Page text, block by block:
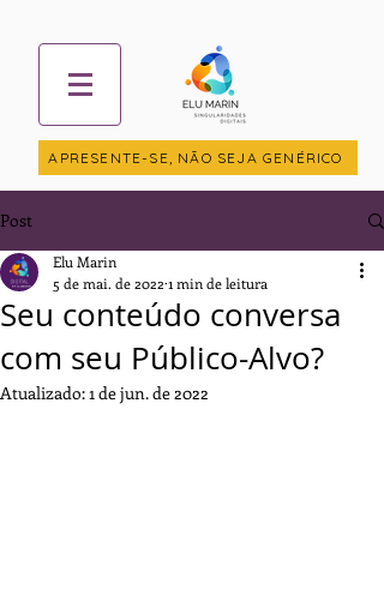
APRESENTE-SE, NÃO SEJA GENÉRICO
Post
Seu conteúdo conversa
com seu Público-Alvo?
Elu Marin
5 de mai. de 2022 1 min de leitura
Atualizado:1 de jun. de 2022